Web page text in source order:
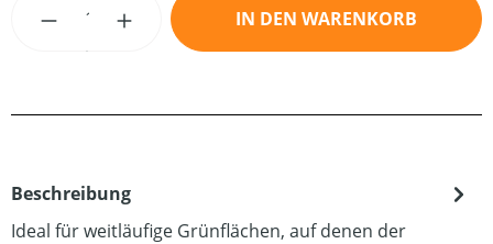
IN DEN WARENKORB
Beschreibung
Ideal für weitläufige Grünflächen, auf denen der